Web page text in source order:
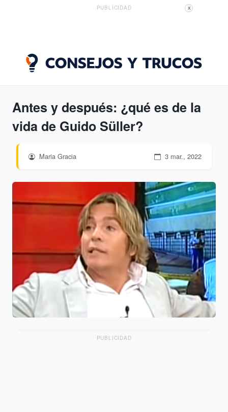
PUBLICIDAD X
Antes y después: ¿qué es de la
vida de Guido Süller?
Maria Gracia 3 mar., 2022
PUBLICIDAD